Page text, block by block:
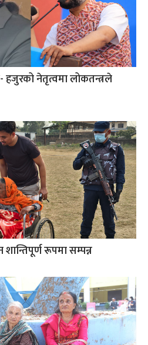
हजुरको नेतृत्वमा लोकतन्त्रले
रूपमा सम्पन्न